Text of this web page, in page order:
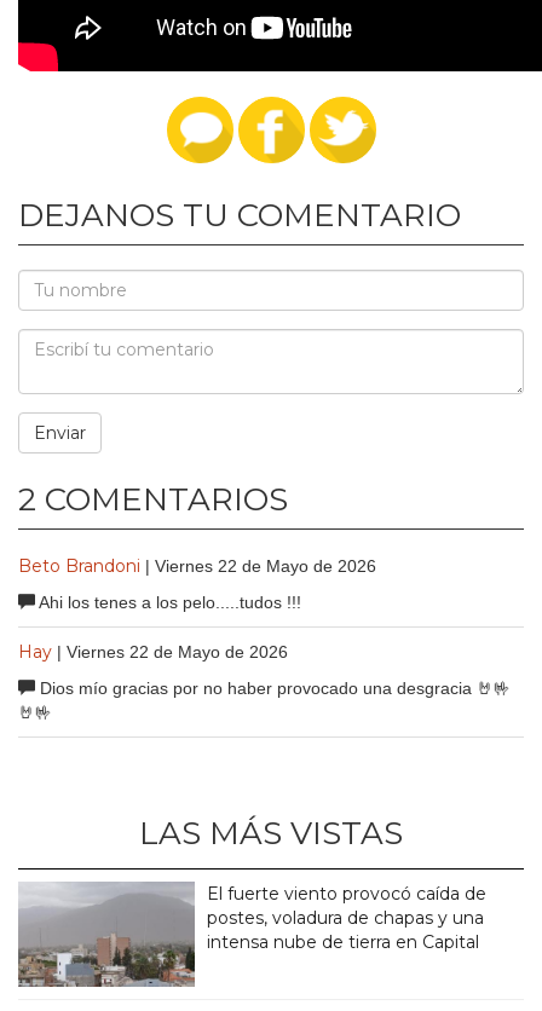
DEJANOS TU COMENTARIO
2 COMENTARIOS
Beto Brandoni | Viernes 22 de Mayo de 2026
Ahi los tenes a los pelo.....tudos !!!
Hay | Viernes 22 de Mayo de 2026
Dios mío gracias por no haber provocado una desgracia 🤘🤟
🤘🤟
LAS MÁS VISTAS
El fuerte viento provocó caída de
postes, voladura de chapas y una
intensa nube de tierra en Capital